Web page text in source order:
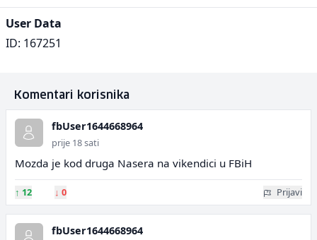
User Data
ID: 167251
Komentari korisnika
fbUser1644668964
prije 18 sati
Mozda je kod druga Nasera na vikendici u FBiH
↑ 12 ↓ 0 Prijavi
fbUser1644668964